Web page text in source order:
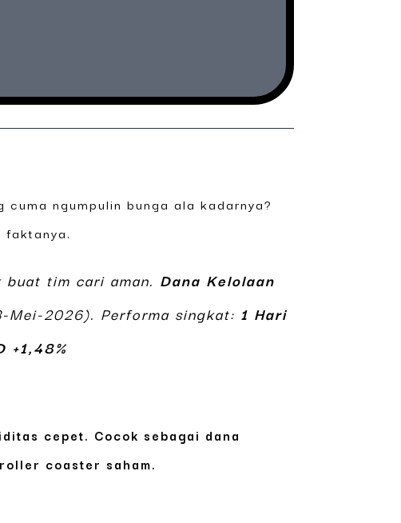
ngumpulin bunga ala kadarnya?
faktanya.
buat tim cari aman. Dana Kelolaan
Mei-2026). Performa singkat: 1 Hari
+1,48%
cepet. Cocok sebagai dana
coaster saham.